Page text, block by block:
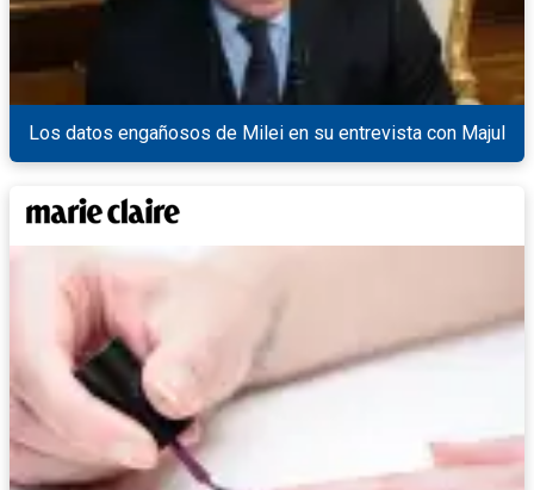
Los datos engañosos de Milei en su entrevista con Majul